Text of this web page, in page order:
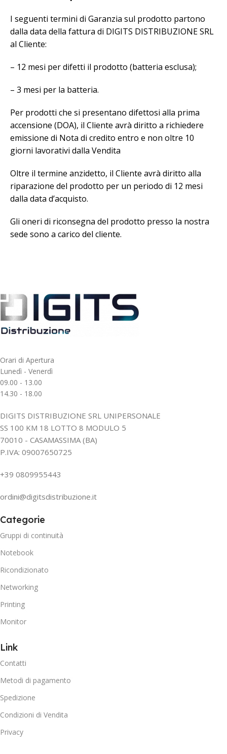
I seguenti termini di Garanzia sul prodotto partono
dalla data della fattura di DIGITS DISTRIBUZIONE SRL
al Cliente:
– 12 mesi per difetti il prodotto (batteria esclusa);
– 3 mesi per la batteria.
Per prodotti che si presentano difettosi alla prima
accensione (DOA), il Cliente avrà diritto a richiedere
emissione di Nota di credito entro e non oltre 10
giorni lavorativi dalla Vendita
Oltre il termine anzidetto, il Cliente avrà diritto alla
riparazione del prodotto per un periodo di 12 mesi
dalla data d’acquisto.
Gli oneri di riconsegna del prodotto presso la nostra
sede sono a carico del cliente.
Orari di Apertura
Lunedì - Venerdì
09.00 - 13.00
14.30 - 18.00
DIGITS DISTRIBUZIONE SRL UNIPERSONALE
SS 100 KM 18 LOTTO 8 MODULO 5
70010 - CASAMASSIMA (BA)
P.IVA: 09007650725
+39 0809955443
ordini@digitsdistribuzione.it
Categorie
Gruppi di continuità
Notebook
Ricondizionato
Networking
Printing
Monitor
Link
Contatti
Metodi di pagamento
Spedizione
Condizioni di Vendita
Privacy